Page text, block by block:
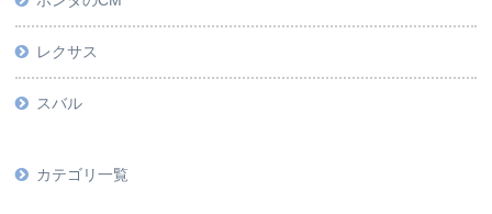
レクサス
スバル
カテゴリ一覧